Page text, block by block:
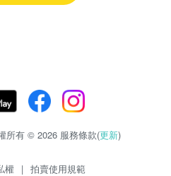
所有 © 2026 服務條款(更新)
權 | 拍賣使用規範